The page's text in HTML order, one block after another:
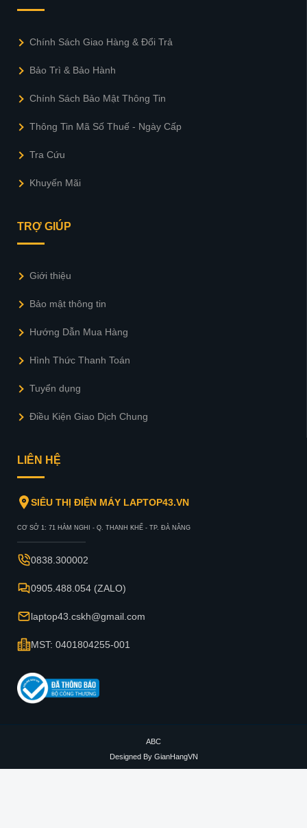
Chính Sách Giao Hàng & Đổi Trả
Bảo Trì & Bảo Hành
Chính Sách Bảo Mật Thông Tin
Thông Tin Mã Số Thuế - Ngày Cấp
Tra Cứu
Khuyến Mãi
TRỢ GIÚP
Giới thiệu
Bảo mật thông tin
Hướng Dẫn Mua Hàng
Hình Thức Thanh Toán
Tuyển dụng
Điều Kiện Giao Dịch Chung
LIÊN HỆ
SIÊU THỊ ĐIỆN MÁY LAPTOP43.VN
CƠ SỞ 1: 71 HÀM NGHI - Q. THANH KHẾ - TP. ĐÀ NẴNG
0838.300002
0905.488.054 (ZALO)
laptop43.cskh@gmail.com
MST: 0401804255-001
ABC
Designed By GianHangVN